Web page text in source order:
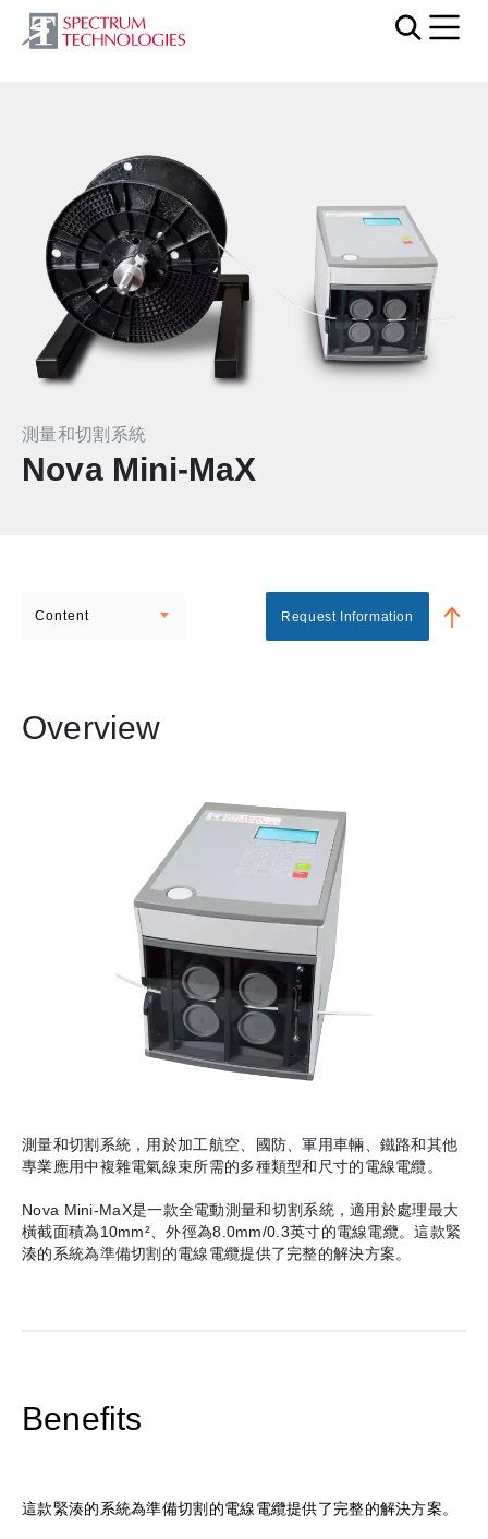
測量和切割系統
Nova Mini-MaX
Content Request Information
Overview
測量和切割系統，用於加工航空、國防、軍用車輛、鐵路和其他
專業應用中複雜電氣線束所需的多種類型和尺寸的電線電纜。
Nova Mini-MaX是一款全電動測量和切割系統，適用於處理最大
橫截面積為10mm²、外徑為8.0mm/0.3英寸的電線電纜。這款緊
湊的系統為準備切割的電線電纜提供了完整的解決方案。
Benefits
這款緊湊的系統為準備切割的電線電纜提供了完整的解決方案。